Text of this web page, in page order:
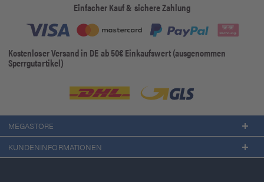
Einfacher Kauf & sichere Zahlung
Kostenloser Versand in DE ab 50€ Einkaufswert (ausgenommen
Sperrgutartikel)
MEGASTORE
KUNDENINFORMATIONEN